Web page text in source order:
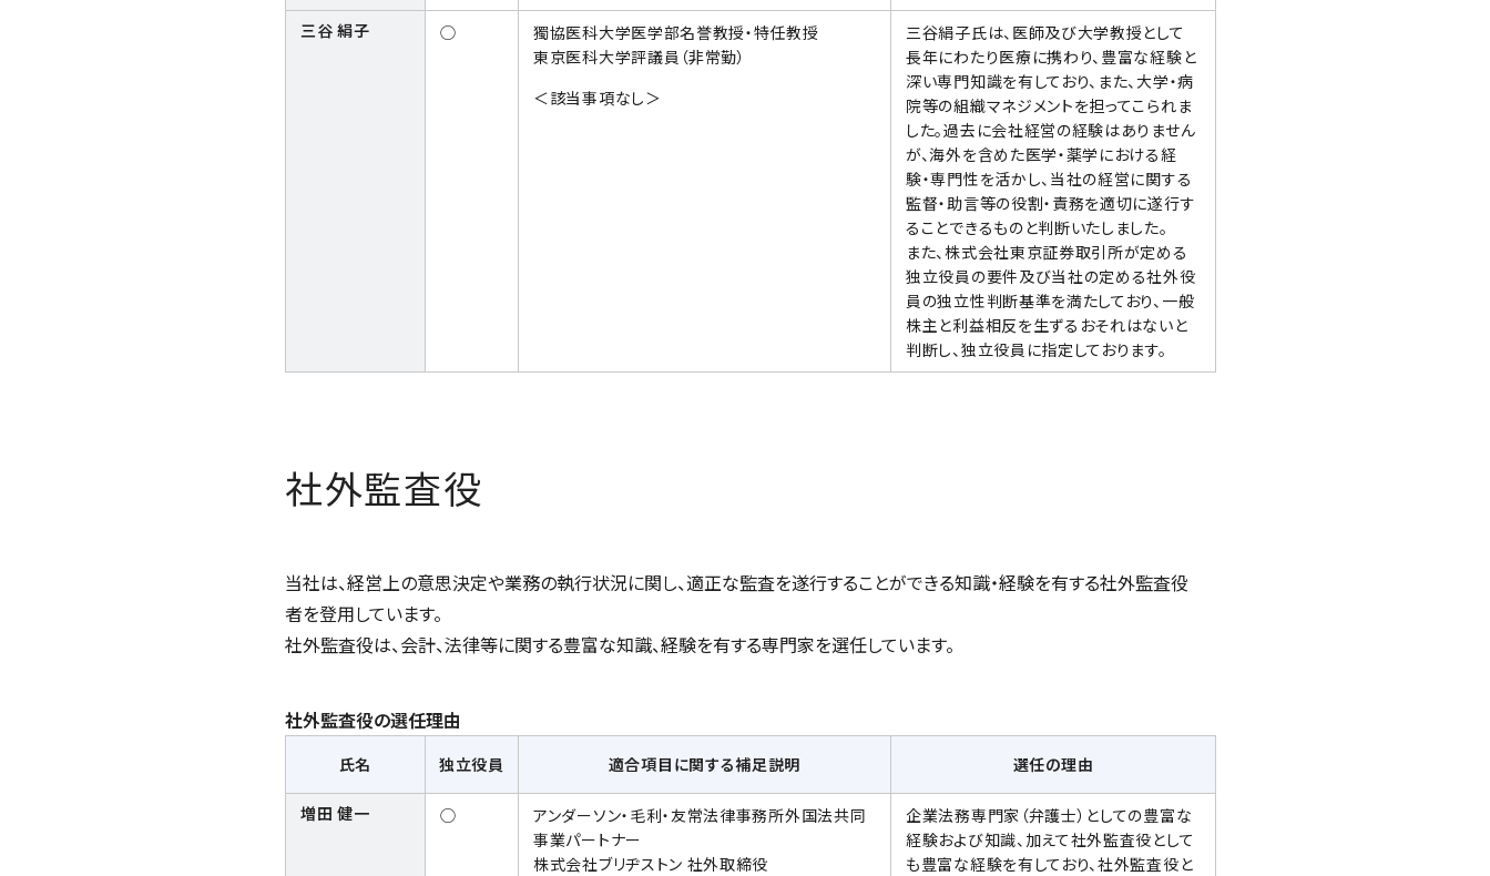
三谷 絹子
◯
獨協医科大学医学部名誉教授・特任教授
東京医科大学評議員（非常勤）
＜該当事項なし＞
三谷絹子氏は、医師及び大学教授として
長年にわたり医療に携わり、豊富な経験と
深い専門知識を有しており、また、大学・病
院等の組織マネジメントを担ってこられま
した。過去に会社経営の経験はありません
が、海外を含めた医学・薬学における経
験・専門性を活かし、当社の経営に関する
監督・助言等の役割・責務を適切に遂行す
ることできるものと判断いたしました。
また、株式会社東京証券取引所が定める
独立役員の要件及び当社の定める社外役
員の独立性判断基準を満たしており、一般
株主と利益相反を生ずるおそれはないと
判断し、独立役員に指定しております。
社外監査役
当社は、経営上の意思決定や業務の執行状況に関し、適正な監査を遂行することができる知識・経験を有する社外監査役
者を登用しています。
社外監査役は、会計、法律等に関する豊富な知識、経験を有する専門家を選任しています。
社外監査役の選任理由
氏名 独立役員 適合項目に関する補足説明 選任の理由
増田 健一 ◯
アンダーソン・毛利・友常法律事務所外国法共同
事業パートナー
株式会社ブリヂストン 社外取締役
企業法務専門家（弁護士）としての豊富な
経験および知識、加えて社外監査役として
も豊富な経験を有しており、社外監査役と